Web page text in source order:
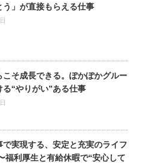
う」が直接もらえる仕事
こそ成長できる。ぽかぽかグルー
る“やりがい”ある仕事
で実現する、安定と充実のライフ
福利厚生と有給休暇で“安心して